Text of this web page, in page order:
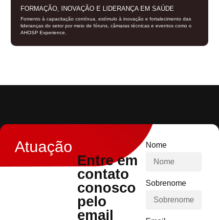
FORMAÇÃO, INOVAÇÃO E LIDERANÇA EM SAÚDE
Fomento à capacitação contínua, estímulo à inovação e fortalecimento das
lideranças do setor por meio de fóruns, câmaras técnicas e eventos como o
AHOSP Experience.
Atuação
Entre em
contato
conosco
pelo
email
Nome
Sobrenome